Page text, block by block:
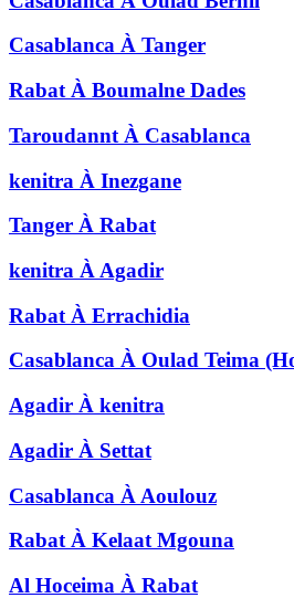
Casablanca À Tanger
Rabat À Boumalne Dades
Taroudannt À Casablanca
kenitra À Inezgane
Tanger À Rabat
kenitra À Agadir
Rabat À Errachidia
Casablanca À Oulad Teima
Agadir À kenitra
Agadir À Settat
Casablanca À Aoulouz
Rabat À Kelaat Mgouna
Al Hoceima À Rabat